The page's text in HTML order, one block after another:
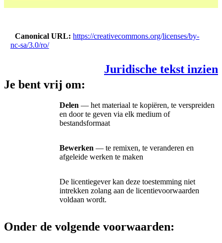
Canonical URL
https://creativecommons.org/licenses/by-
nc-sa/3.0/ro/
Juridische tekst inzien
Je bent vrij om:
Delen — het materiaal te kopiëren, te verspreiden
en door te geven via elk medium of
bestandsformaat
Bewerken — te remixen, te veranderen en
afgeleide werken te maken
De licentiegever kan deze toestemming niet
intrekken zolang aan de licentievoorwaarden
voldaan wordt.
Onder de volgende voorwaarden: